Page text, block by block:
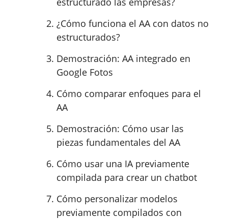
¿Cómo funciona el AA con datos no
estructurados?
Demostración: AA integrado en
Google Fotos
Cómo comparar enfoques para el
AA
Demostración: Cómo usar las
piezas fundamentales del AA
Cómo usar una IA previamente
compilada para crear un chatbot
Cómo personalizar modelos
previamente compilados con